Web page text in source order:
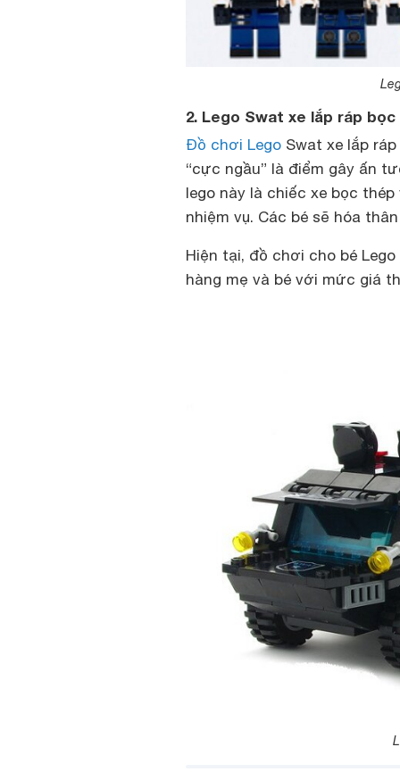
2. Lego Swat xe lắp ráp
Đồ chơi Lego Swat xe lắp
“cực ngầu” là điểm gây ấn
lego này là chiếc xe bọc
nhiệm vụ. Các bé sẽ hóa
Hiện tại, đồ chơi cho bé
hàng mẹ và bé với mức giá